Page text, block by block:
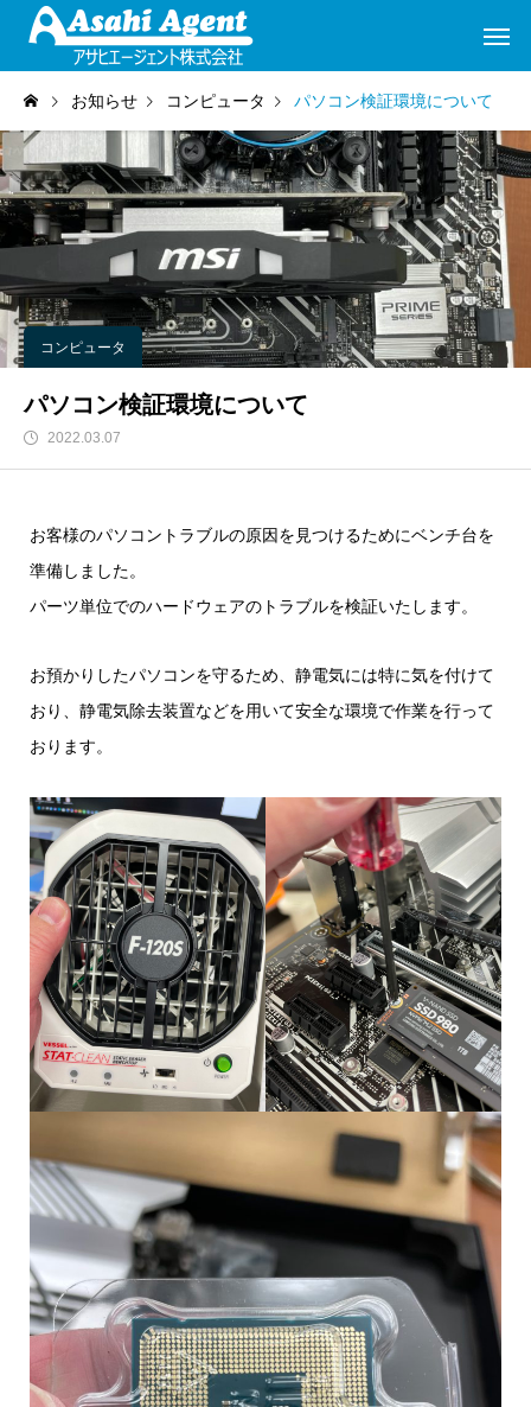
お知らせ コンピュータ パソコン検証環境について
コンピュータ
パソコン検証環境について
2022.03.07
お客様のパソコントラブルの原因を見つけるためにベンチ台を
準備しました。
パーツ単位でのハードウェアのトラブルを検証いたします。
お預かりしたパソコンを守るため、静電気には特に気を付けて
おり、静電気除去装置などを用いて安全な環境で作業を行って
おります。